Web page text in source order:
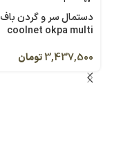
دستمال سر و گردن باف
coolnet okpa multi
3,437,500تومان